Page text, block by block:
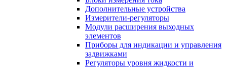
Дополнительные устройства
Измерители-регуляторы
Модули расширения выходных
элементов
Приборы для индикации и управления
задвижками
Регуляторы уровня жидкости и